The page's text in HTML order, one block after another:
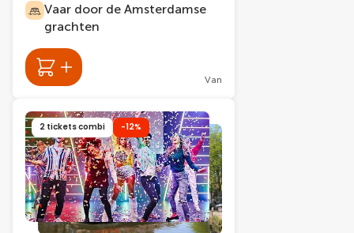
Vaar door de Amsterdamse
grachten
Van
2 tickets combi -12%